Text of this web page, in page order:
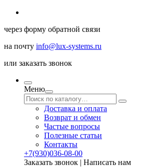
через форму обратной связи
на почту info@lux-systems.ru
или заказать звонок
Меню
Доставка и оплата
Возврат и обмен
Частые вопросы
Полезные статьи
Контакты
+7(930)036-08-00
Заказать звонок | Написать нам